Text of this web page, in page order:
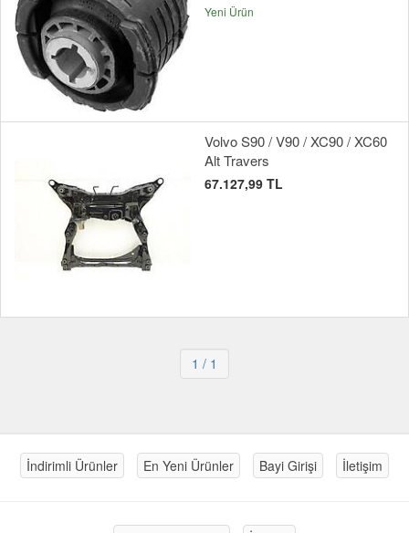
Yeni Ürün
Volvo S90 / V90 / XC90 / XC60
Alt Travers
67.127,99 TL
1 / 1
İndirimli Ürünler En Yeni Ürünler Bayi Girişi İletişim